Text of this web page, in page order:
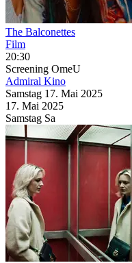
The Balconettes
Film
20:30
Screening OmeU
Admiral Kino
Samstag 17. Mai 2025
17. Mai 2025
Samstag Sa